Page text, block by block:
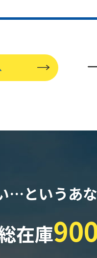
…というあ
在庫